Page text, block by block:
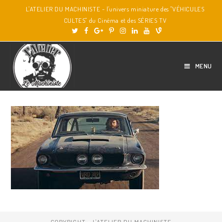
L'ATELIER DU MACHINISTE - l'univers miniature des "VÉHICULES
CULTES" du Cinéma et des SÉRIES TV
MENU